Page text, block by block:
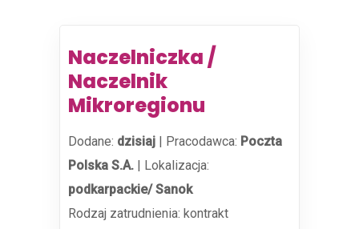
Naczelniczka /
Naczelnik
Mikroregionu
Dodane: dzisiaj | Pracodawca: Poczta
Polska S.A. | Lokalizacja:
podkarpackie/ Sanok
Rodzaj zatrudnienia: kontrakt